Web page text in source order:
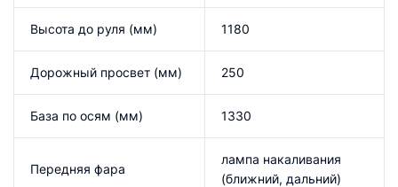
Высота до руля (мм) 1180
Дорожный просвет (мм) 250
База по осям (мм) 1330
Передняя фара
лампа накаливания
(ближний, дальний)